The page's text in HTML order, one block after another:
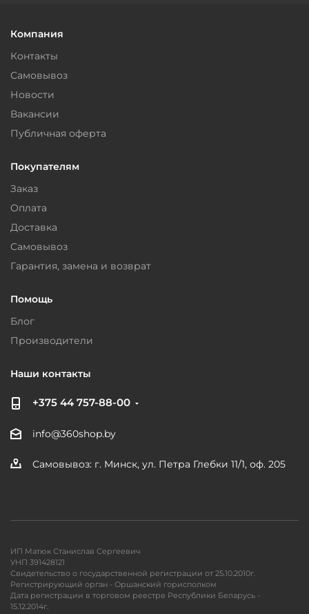
Компания
Контакты
Самовывоз
Новости
Вакансии
Публичная оферта
Покупателям
Заказ
Оплата
Доставка
Самовывоз
Гарантия, замена и возврат
Помощь
Блог
Производители
Наши контакты
+375 44 757-88-00
info@360shop.by
Самовывоз: г. Минск, ул. Петра Глебки 11/1, оф. 205
ИП Матюк Станислав Сергеевич
УНП 391428121
Свидетельство о государственной регистрации от 25.10.2010г.
Регистрирующий орган - Оршанский горисполком
Дата регистрации в торговом реестре Республики Беларусь -
15.12.2014г.